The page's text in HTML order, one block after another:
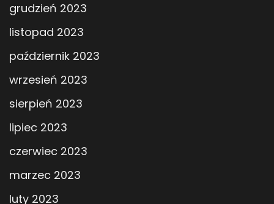
grudzień 2023
listopad 2023
październik 2023
wrzesień 2023
sierpień 2023
lipiec 2023
czerwiec 2023
marzec 2023
luty 2023